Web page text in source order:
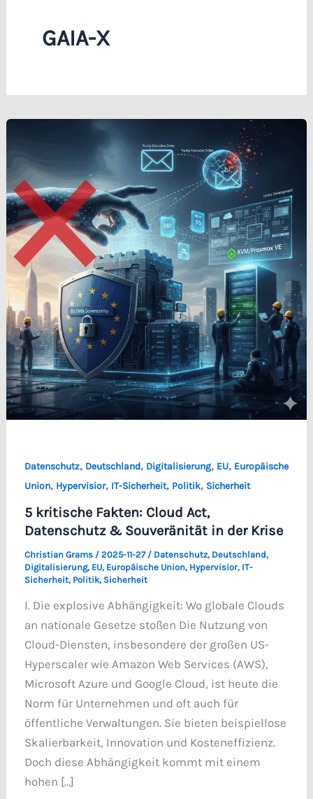
GAIA-X
Datenschutz, Deutschland, Digitalisierung, EU, Europäische
Union, Hypervisior, IT-Sicherheit, Politik, Sicherheit
5 kritische Fakten: Cloud Act,
Datenschutz & Souveränität in der Krise
Christian Grams / 2025-11-27 / Datenschutz, Deutschland,
Digitalisierung, EU, Europäische Union, Hypervisior, IT-
Sicherheit, Politik, Sicherheit
I. Die explosive Abhängigkeit: Wo globale Clouds
an nationale Gesetze stoßen Die Nutzung von
Cloud-Diensten, insbesondere der großen US-
Hyperscaler wie Amazon Web Services (AWS),
Microsoft Azure und Google Cloud, ist heute die
Norm für Unternehmen und oft auch für
öffentliche Verwaltungen. Sie bieten beispiellose
Skalierbarkeit, Innovation und Kosteneffizienz.
Doch diese Abhängigkeit kommt mit einem
hohen […]